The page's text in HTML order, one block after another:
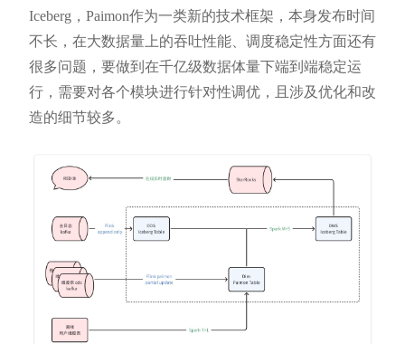
Iceberg，Paimon作为一类新的技术框架，本身发布时间
不长，在大数据量上的吞吐性能、调度稳定性方面还有
很多问题，要做到在千亿级数据体量下端到端稳定运
行，需要对各个模块进行针对性调优，且涉及优化和改
造的细节较多。